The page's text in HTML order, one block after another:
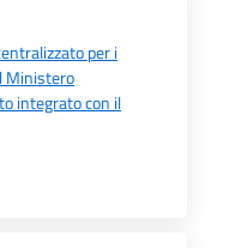
per i
Ministero
integrato con il